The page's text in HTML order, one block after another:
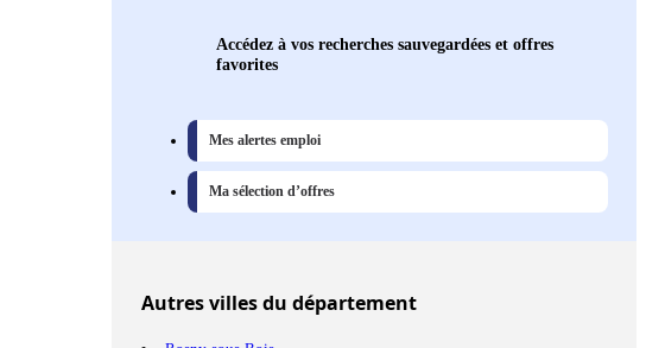
Accédez à vos recherches sauvegardées et offres
favorites
Mes alertes emploi
Ma sélection d’offres
Autresvillesdu département